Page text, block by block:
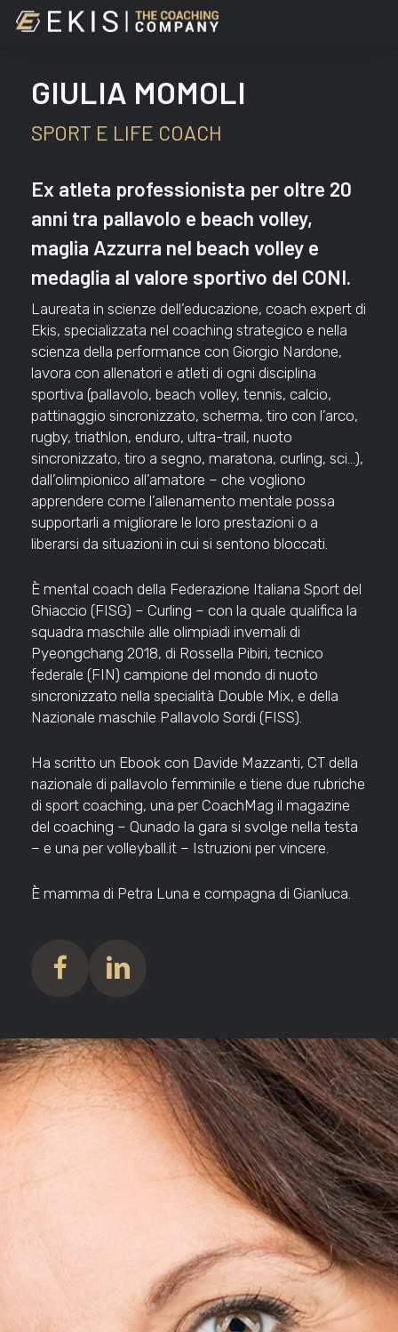
Skip
GIULIA MOMOLI
SPORT E LIFE COACH
Ex atleta professionista per oltre 20
anni tra pallavolo e beach volley,
maglia Azzurra nel beach volley e
medaglia al valore sportivo del CONI.
Laureata in scienze dell’educazione, coach expert di
Ekis, specializzata nel coaching strategico e nella
scienza della performance con Giorgio Nardone,
lavora con allenatori e atleti di ogni disciplina
sportiva (pallavolo, beach volley, tennis, calcio,
pattinaggio sincronizzato, scherma, tiro con l’arco,
rugby, triathlon, enduro, ultra-trail, nuoto
sincronizzato, tiro a segno, maratona, curling, sci…),
dall’olimpionico all’amatore – che vogliono
apprendere come l’allenamento mentale possa
supportarli a migliorare le loro prestazioni o a
liberarsi da situazioni in cui si sentono bloccati.
È mental coach della Federazione Italiana Sport del
Ghiaccio (FISG) – Curling – con la quale qualifica la
squadra maschile alle olimpiadi invernali di
Pyeongchang 2018, di Rossella Pibiri, tecnico
federale (FIN) campione del mondo di nuoto
sincronizzato nella specialità Double Mix, e della
Nazionale maschile Pallavolo Sordi (FISS).
Ha scritto un Ebook con Davide Mazzanti, CT della
nazionale di pallavolo femminile e tiene due rubriche
di sport coaching, una per CoachMag il magazine
del coaching – Qunado la gara si svolge nella testa
– e una per volleyball.it – Istruzioni per vincere.
È mamma di Petra Luna e compagna di Gianluca.